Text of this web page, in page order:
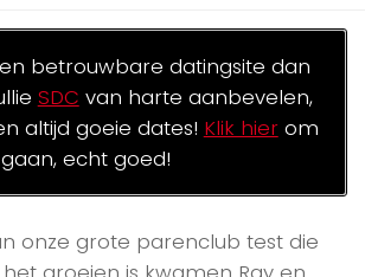
betrouwbare datingsite dan
SDC van harte aanbevelen,
altijd goeie dates! Klik hierom
echt goed!
onze grote parenclub test die